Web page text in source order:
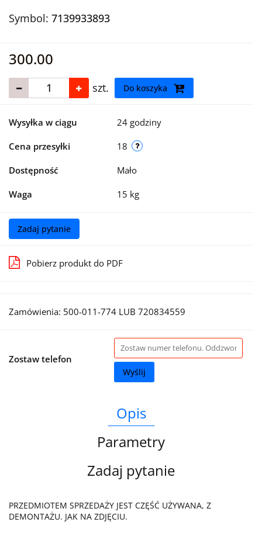
Symbol: 7139933893
300.00
szt. Do koszyka
Wysyłka w ciągu 24 godziny
Cena przesyłki 18
Dostępność Mało
Waga 15 kg
Zadaj pytanie
Pobierz produkt do PDF
Zamówienia: 500-011-774 LUB 720834559
Zostaw telefon
Wyślij
Opis
Parametry
Zadaj pytanie
PRZEDMIOTEM SPRZEDAŻY JEST CZĘŚĆ UŻYWANA, Z
DEMONTAŻU. JAK NA ZDJĘCIU.